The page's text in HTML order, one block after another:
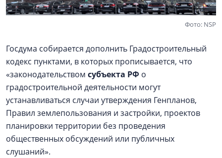
Фото: NSP
Госдума собирается дополнить Градостроительный
кодекс пунктами, в которых прописывается, что
«законодательством субъекта РФ о
градостроительной деятельности могут
устанавливаться случаи утверждения Генпланов,
Правил землепользования и застройки, проектов
планировки территории без проведения
общественных обсуждений или публичных
слушаний».